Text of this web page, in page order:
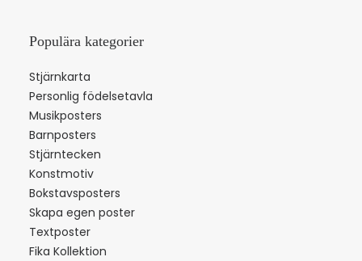
Populära kategorier
Stjärnkarta
Personlig födelsetavla
Musikposters
Barnposters
Stjärntecken
Konstmotiv
Bokstavsposters
Skapa egen poster
Textposter
Fika Kollektion